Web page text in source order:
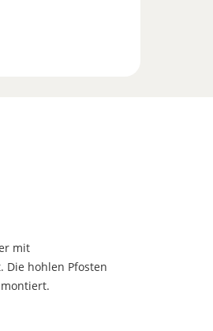
mit
Die hohlen Pfosten